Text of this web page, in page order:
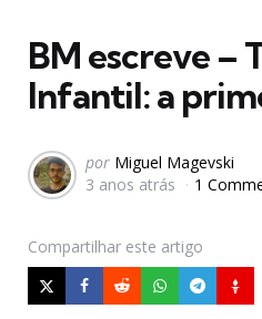
BM escreve –
Infantil: a
Postado
por
por Miguel Magevski
3 anos atrás
1
Compartilhar este artigo